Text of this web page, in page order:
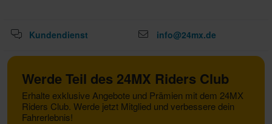
Kundendienst info@24mx.de
Werde Teil des 24MX Riders Club
Erhalte exklusive Angebote und Prämien mit dem 24MX
Riders Club. Werde jetzt Mitglied und verbessere dein
Fahrerlebnis!